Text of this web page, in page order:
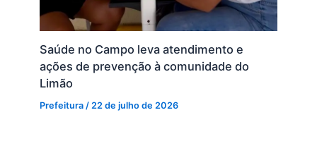
Saúde no Campo leva atendimento e
ações de prevenção à comunidade do
Limão
Prefeitura / 22 de julho de 2026